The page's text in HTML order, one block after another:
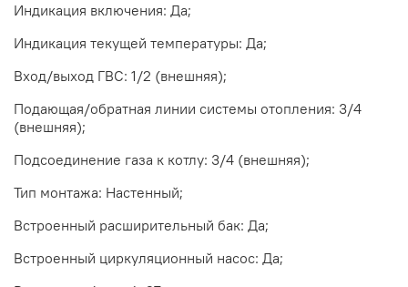
Индикация включения: Да;
Индикация текущей температуры: Да;
Вход/выход ГВС: 1/2 (внешняя);
Подающая/обратная линии системы отопления: 3/4
(внешняя);
Подсоединение газа к котлу: 3/4 (внешняя);
Тип монтажа: Настенный;
Встроенный расширительный бак: Да;
Встроенный циркуляционный насос: Да;